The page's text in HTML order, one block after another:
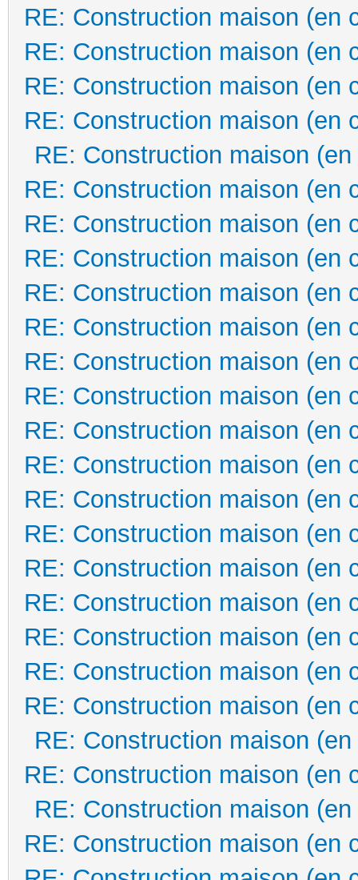
RE: Construction maison (en
RE: Construction maison (en
RE: Construction maison (en
RE: Construction maison (en
RE: Construction maison
RE: Construction maison (en
RE: Construction maison (en
RE: Construction maison (en
RE: Construction maison (en
RE: Construction maison (en
RE: Construction maison (en
RE: Construction maison (en
RE: Construction maison (en
RE: Construction maison (en
RE: Construction maison (en
RE: Construction maison (en
RE: Construction maison (en
RE: Construction maison (en
RE: Construction maison (en
RE: Construction maison (en
RE: Construction maison (en
RE: Construction maison
RE: Construction maison (en
RE: Construction maison
RE: Construction maison (en